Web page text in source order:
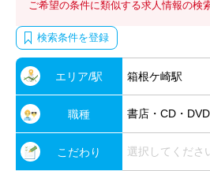
ご希望の条件に類似する求人情報の検
検索条件を登録
エリア/駅 箱根ケ崎駅
職種 書店・CD・
こだわり 選択してくださ